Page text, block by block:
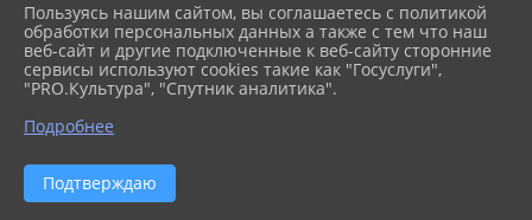
Карта сайта
Политика обработки персональных данных
Сделано на KubCMS
Разработка и поддержка
Пользуясь нашим сайтом, вы соглашаетесь с политикой
обработки персональных данных а также с тем что наш
веб-сайт и другие подключенные к веб-сайту сторонние
сервисы используют cookies такие как "Госуслуги",
"PRO.Культура", "Спутник аналитика".
Подробнее
Подтверждаю